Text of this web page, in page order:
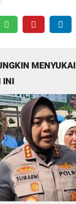
MENYUKAI
INI